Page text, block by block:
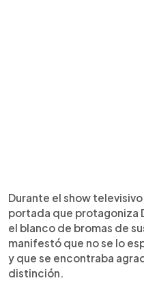
Durante el show
portada que protagoniza
el blanco de bromas de
manifestó que no se lo
y que se encontraba
distinción.